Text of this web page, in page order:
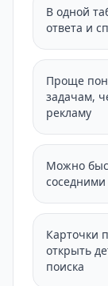
В одной
ответа и
Проще
задачам,
рекламу
Можно
Карточки
открыть
поиска